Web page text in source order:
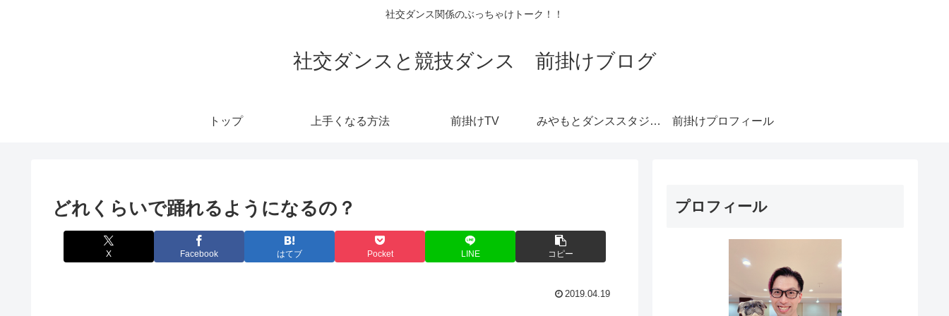
社交ダンス関係のぶっちゃけトーク！！
社交ダンスと競技ダンス 前掛けブログ
トップ 上手くなる方法 前掛けTV みやもとダンススタジオ札幌 前掛けプロフィール
どれくらいで踊れるようになるの？
X Facebook はてブ Pocket LINE コピー
2019.04.19
プロフィール